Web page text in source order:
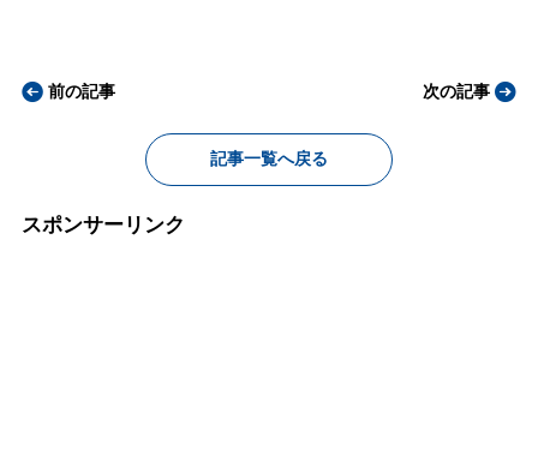
前の記事
記事一覧へ戻る
次の記事
スポンサーリンク